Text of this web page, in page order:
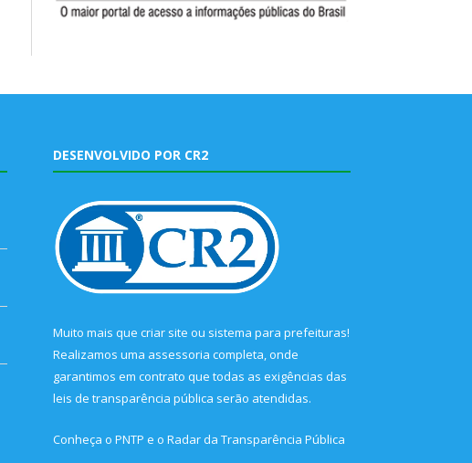
DESENVOLVIDO POR CR2
Muito mais que criar site ou sistema para prefeituras!
Realizamos uma assessoria completa, onde
garantimos em contrato que todas as exigências das
leis de transparência pública serão atendidas.
Conheça o PNTP e o Radar da Transparência Pública